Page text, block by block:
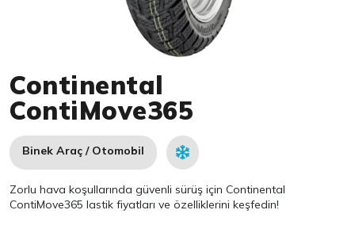
Continental
ContiMove365
Binek Araç / Otomobil
Zorlu hava koşullarında güvenli sürüş için Continental
ContiMove365 lastik fiyatları ve özelliklerini keşfedin!